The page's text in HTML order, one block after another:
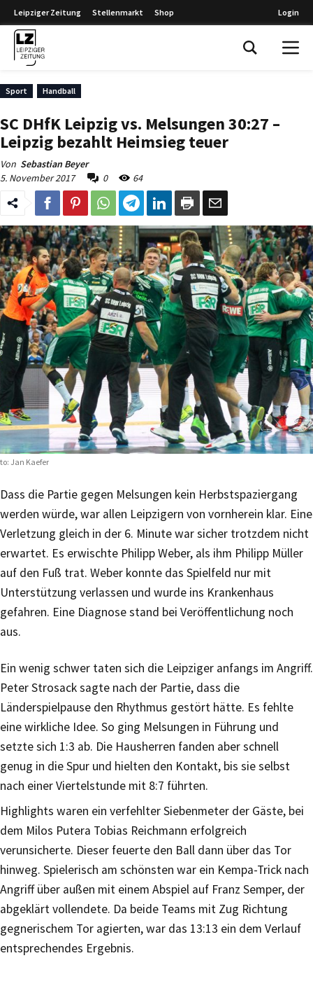
Leipziger Zeitung Stellenmarkt Shop Login
Sport Handball
SC DHfK Leipzig vs. Melsungen 30:27 –
Leipzig bezahlt Heimsieg teuer
Von Sebastian Beyer
5. November 2017
0 64
Jan Kaefer
Dass die Partie gegen Melsungen kein Herbstspaziergang
werden würde, war allen Leipzigern von vornherein klar. Eine
Verletzung gleich in der 6. Minute war sicher trotzdem nicht
erwartet. Es erwischte Philipp Weber, als ihm Philipp Müller
auf den Fuß trat. Weber konnte das Spielfeld nur mit
Unterstützung verlassen und wurde ins Krankenhaus
gefahren. Eine Diagnose stand bei Veröffentlichung noch
aus.
Ein wenig schwer taten sich die Leipziger anfangs im Angriff.
Peter Strosack sagte nach der Partie, dass die
Länderspielpause den Rhythmus gestört hätte. Es fehlte
eine wirkliche Idee. So ging Melsungen in Führung und
setzte sich 1:3 ab. Die Hausherren fanden aber schnell
genug in die Spur und hielten den Kontakt, bis sie selbst
nach einer Viertelstunde mit 8:7 führten.
Highlights waren ein verfehlter Siebenmeter der Gäste, bei
dem Milos Putera Tobias Reichmann erfolgreich
verunsicherte. Dieser feuerte den Ball dann über das Tor
hinweg. Spielerisch am schönsten war ein Kempa-Trick nach
Angriff über außen mit einem Abspiel auf Franz Semper, der
abgeklärt vollendete. Da beide Teams mit Zug Richtung
gegnerischem Tor agierten, war das 13:13 ein dem Verlauf
entsprechendes Ergebnis.